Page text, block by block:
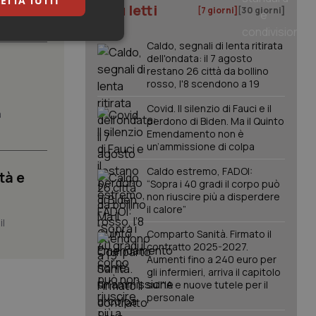
e
I più letti [7 giorni] [30 giorni]
Caldo, segnali di lenta ritirata
dell'ondata: il 7 agosto
restano 26 città da bollino
rosso, l'8 scendono a 19
Covid. Il silenzio di Fauci e il
perdono di Biden. Ma il Quinto
Emendamento non è
un’ammissione di colpa
Caldo estremo, FADOI:
“Sopra i 40 gradi il corpo può
non riuscire più a disperdere
il calore”
Comparto Sanità. Firmato il
contratto 2025-2027.
Aumenti fino a 240 euro per
gli infermieri, arriva il capitolo
sull'IA e nuove tutele per il
personale
le
per la loro